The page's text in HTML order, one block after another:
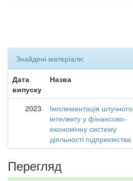
Знайдені матеріали:
Дата
випуску
Назва
2023
Імплементація штучного
інтелекту у фінансово-
економічну систему
діяльності підприємства
Перегляд